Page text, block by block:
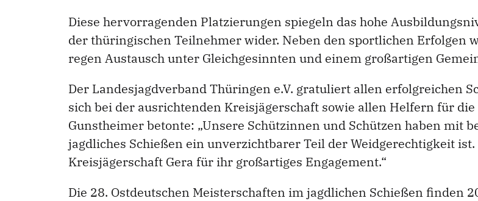
Diese hervorragenden Platzierungen spiegeln das hohe
der thüringischen Teilnehmer wider. Neben den sportlichen Erfolgen
regen Austausch unter Gleichgesinnten und einem großartigen
Der Landesjagdverband Thüringen e.V. gratuliert allen erfolgreichen
sich bei der ausrichtenden Kreisjägerschaft sowie allen Helfern für
Gunstheimer betonte: „Unsere Schützinnen und Schützen haben mit
jagdliches Schießen ein unverzichtbarer Teil der Weidgerechtigkeit
Kreisjägerschaft Gera für ihr großartiges Engagement.“
Die 28. Ostdeutschen Meisterschaften im jagdlichen Schießen finden